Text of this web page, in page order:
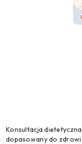
Konsultacja
dopasowany do